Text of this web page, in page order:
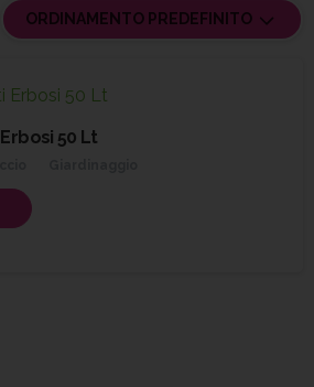
ORDINAMENTO PREDEFINITO
50 Lt